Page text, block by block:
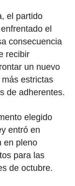
el partido
el
consecuencia
recibir
un nuevo
estrictas
de adherentes.
elegido
entró en
en pleno
para las
de octubre.